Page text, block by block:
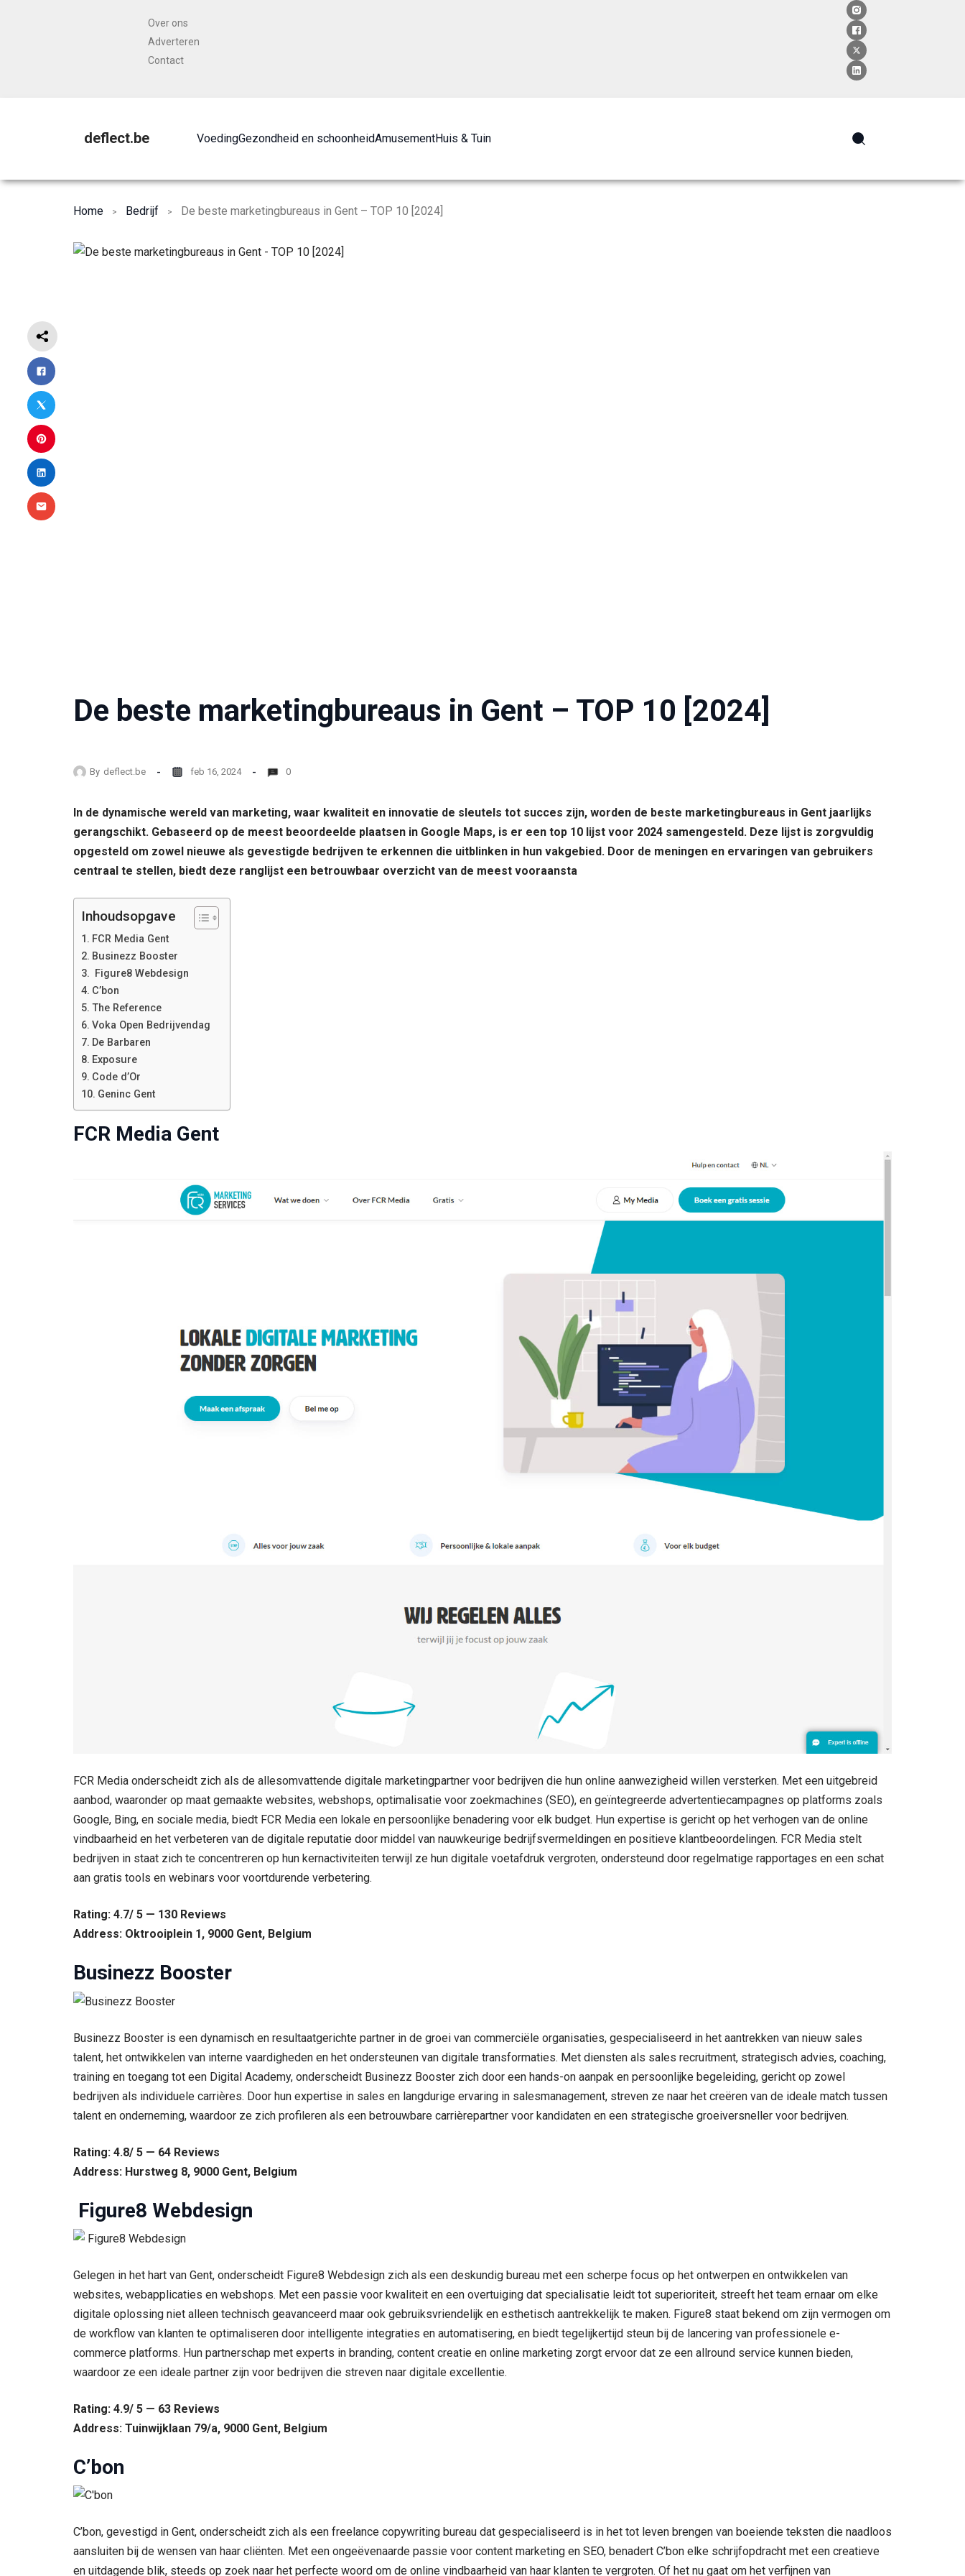
Over ons
Adverteren
Contact
deflect.be VoedingGezondheid en schoonheidAmusementHuis & Tuin
Home Bedrijf De beste marketingbureaus in Gent – TOP 10 [2024]
De beste marketingbureaus in Gent – TOP 10 [2024]
By deflect.be feb 16, 2024 0
In de dynamische wereld van marketing, waar kwaliteit en innovatie de sleutels tot succes zijn, worden de beste marketingbureaus in Gent jaarlijks
gerangschikt. Gebaseerd op de meest beoordeelde plaatsen in Google Maps, is er een top 10 lijst voor 2024 samengesteld. Deze lijst is zorgvuldig
opgesteld om zowel nieuwe als gevestigde bedrijven te erkennen die uitblinken in hun vakgebied. Door de meningen en ervaringen van gebruikers
centraal te stellen, biedt deze ranglijst een betrouwbaar overzicht van de meest vooraansta
Inhoudsopgave
FCR Media Gent
Businezz Booster
️ Figure8 Webdesign
C’bon
The Reference
Voka Open Bedrijvendag
De Barbaren
Exposure
Code d’Or
Geninc Gent
FCR Media Gent
FCR Media onderscheidt zich als de allesomvattende digitale marketingpartner voor bedrijven die hun online aanwezigheid willen versterken. Met een uitgebreid
aanbod, waaronder op maat gemaakte websites, webshops, optimalisatie voor zoekmachines (SEO), en geïntegreerde advertentiecampagnes op platforms zoals
Google, Bing, en sociale media, biedt FCR Media een lokale en persoonlijke benadering voor elk budget. Hun expertise is gericht op het verhogen van de online
vindbaarheid en het verbeteren van de digitale reputatie door middel van nauwkeurige bedrijfsvermeldingen en positieve klantbeoordelingen. FCR Media stelt
bedrijven in staat zich te concentreren op hun kernactiviteiten terwijl ze hun digitale voetafdruk vergroten, ondersteund door regelmatige rapportages en een schat
aan gratis tools en webinars voor voortdurende verbetering.
Rating: 4.7/ 5 — 130 Reviews
Address: Oktrooiplein 1, 9000 Gent, Belgium
Businezz Booster
Businezz Booster is een dynamisch en resultaatgerichte partner in de groei van commerciële organisaties, gespecialiseerd in het aantrekken van nieuw sales
talent, het ontwikkelen van interne vaardigheden en het ondersteunen van digitale transformaties. Met diensten als sales recruitment, strategisch advies, coaching,
training en toegang tot een Digital Academy, onderscheidt Businezz Booster zich door een hands-on aanpak en persoonlijke begeleiding, gericht op zowel
bedrijven als individuele carrières. Door hun expertise in sales en langdurige ervaring in salesmanagement, streven ze naar het creëren van de ideale match tussen
talent en onderneming, waardoor ze zich profileren als een betrouwbare carrièrepartner voor kandidaten en een strategische groeiversneller voor bedrijven.
Rating: 4.8/ 5 — 64 Reviews
Address: Hurstweg 8, 9000 Gent, Belgium
️ Figure8 Webdesign
Gelegen in het hart van Gent, onderscheidt Figure8 Webdesign zich als een deskundig bureau met een scherpe focus op het ontwerpen en ontwikkelen van
websites, webapplicaties en webshops. Met een passie voor kwaliteit en een overtuiging dat specialisatie leidt tot superioriteit, streeft het team ernaar om elke
digitale oplossing niet alleen technisch geavanceerd maar ook gebruiksvriendelijk en esthetisch aantrekkelijk te maken. Figure8 staat bekend om zijn vermogen om
de workflow van klanten te optimaliseren door intelligente integraties en automatisering, en biedt tegelijkertijd steun bij de lancering van professionele e-
commerce platforms. Hun partnerschap met experts in branding, content creatie en online marketing zorgt ervoor dat ze een allround service kunnen bieden,
waardoor ze een ideale partner zijn voor bedrijven die streven naar digitale excellentie.
Rating: 4.9/ 5 — 63 Reviews
Address: Tuinwijklaan 79/a, 9000 Gent, Belgium
C’bon
C’bon, gevestigd in Gent, onderscheidt zich als een freelance copywriting bureau dat gespecialiseerd is in het tot leven brengen van boeiende teksten die naadloos
aansluiten bij de wensen van haar cliënten. Met een ongeëvenaarde passie voor content marketing en SEO, benadert C’bon elke schrijfopdracht met een creatieve
en uitdagende blik, steeds op zoek naar het perfecte woord om de online vindbaarheid van haar klanten te vergroten. Of het nu gaat om het verfijnen van